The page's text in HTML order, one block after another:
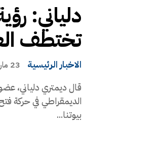
دلياني:
تختطف
الاخبار الرئيسية 23 مارس، 2026
قال ديمتري دلياني،
الديمقراطي في حركة
بيوتنا...